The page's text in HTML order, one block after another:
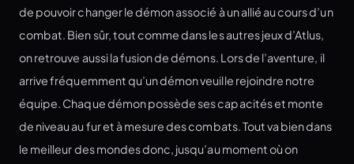
de pouvoir changer le démon associé à un allié au cours d’un
combat. Bien sûr, tout comme dans les autres jeux d’Atlus,
on retrouve aussi la fusion de démons. Lors de l’aventure, il
arrive fréquemment qu’un démon veuille rejoindre notre
équipe. Chaque démon possède ses capacités et monte
de niveau au fur et à mesure des combats. Tout va bien dans
le meilleur des mondes donc, jusqu’au moment où on